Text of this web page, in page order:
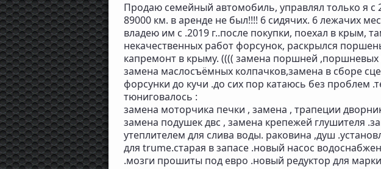
Продаю семейный автомобиль, управлял только я с
89000 км. в аренде не был!!!! 6 сидячих. 6 лежачих
владею им с .2019 г..после покупки, поехал в крым,
некачественных работ форсунок, раскрылся
капремонт в крыму. (((( замена поршней ,поршневых
замена маслосъёмных колпачков,замена в сборе
форсунки до кучи .до сих пор катаюсь без проблем
тюниговалось :
замена моторчика печки , замена , трапеции
замена подушек двс , замена крепежей глушителя
утеплителем для слива воды. раковина ,душ
для trume.старая в запасе .новый насос
.мозги прошиты под евро .новый редуктор для